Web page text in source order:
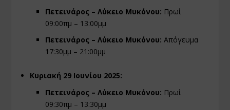
Πετεινάρος – Λύκειο Μυκόνου: Πρωί
09:00πμ – 13:00μμ
Πετεινάρος – Λύκειο Μυκόνου: Απόγευμα
17:30μμ – 21:00μμ
Κυριακή 29 Ιουνίου 2025:
Πετεινάρος – Λύκειο Μυκόνου: Πρωί
09:30πμ – 13:30μμ